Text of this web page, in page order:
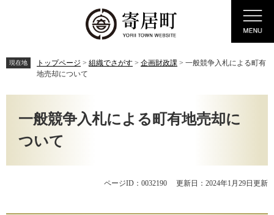
先
頭
す。
を
飛
し
現在地 トップページ > 組織でさがす > 企画財政課 > 一般競争入札による町有
地売却について
一般競争入札による町有地売却に
ついて
ページID：0032190 更新日：2024年1月29日更新